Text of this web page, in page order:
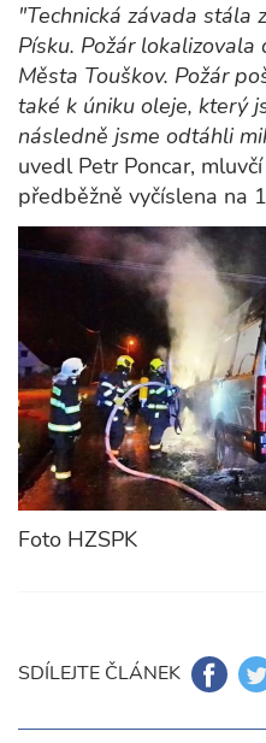
"Technická závada stála
Písku. Požár
Města Touškov. Požár
také k úniku oleje, který
následně jsme odtáhli
uvedl Petr Poncar,
předběžně vyčíslena na
Foto HZSPK
SDÍLEJTE ČLÁNEK